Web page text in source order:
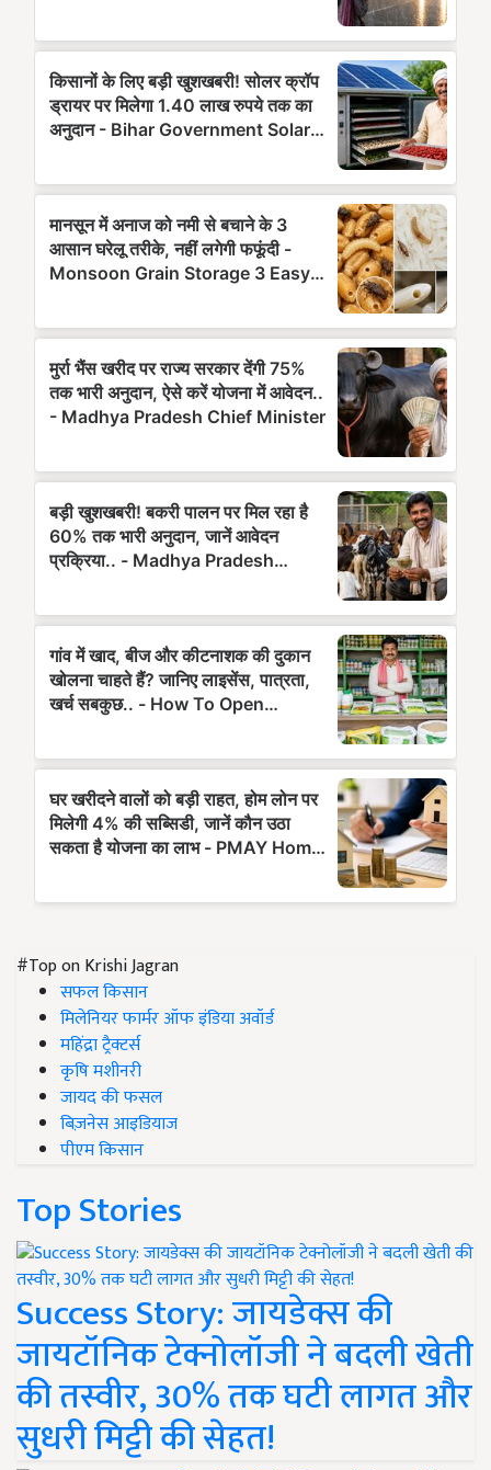
#Top on Krishi Jagran
सफल किसान
मिलेनियर फार्मर ऑफ इंडिया अवॉर्ड
महिंद्रा ट्रैक्टर्स
कृषि मशीनरी
जायद की फसल
बिज़नेस आइडियाज
पीएम किसान
Top Stories
Success Story: जायडेक्स की
जायटॉनिक टेक्नोलॉजी ने बदली खेती
की तस्वीर, 30% तक घटी लागत और
सुधरी मिट्टी की सेहत!